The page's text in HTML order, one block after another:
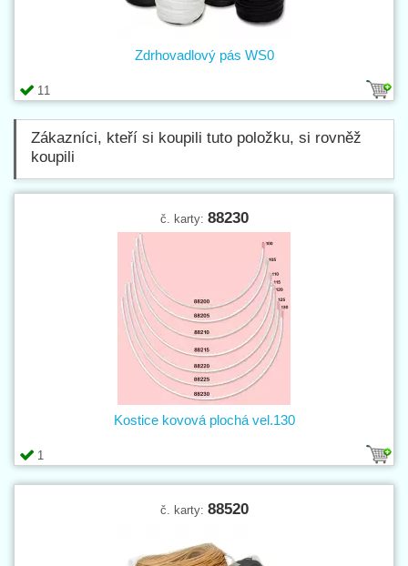
11
Zdrhovadlový pás WS0
Zákazníci, kteří si koupili tuto položku, si rovněž
koupili
č. karty: 88230
1
Kostice kovová plochá vel.130
č. karty: 88520